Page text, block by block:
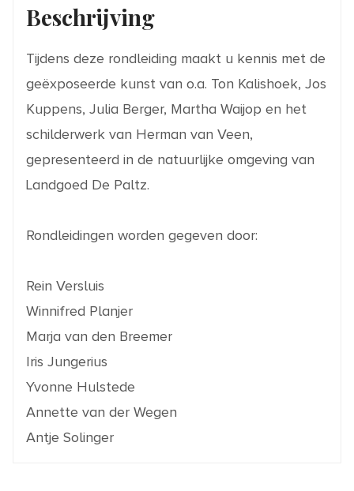
Beschrijving
Tijdens deze rondleiding maakt u kennis met de
geëxposeerde kunst van o.a. Ton Kalishoek, Jos
Kuppens, Julia Berger, Martha Waijop en het
schilderwerk van Herman van Veen,
gepresenteerd in de natuurlijke omgeving van
Landgoed De Paltz.
Rondleidingen worden gegeven door:
Rein Versluis
Winnifred Planjer
Marja van den Breemer
Iris Jungerius
Yvonne Hulstede
Annette van der Wegen
Antje Solinger